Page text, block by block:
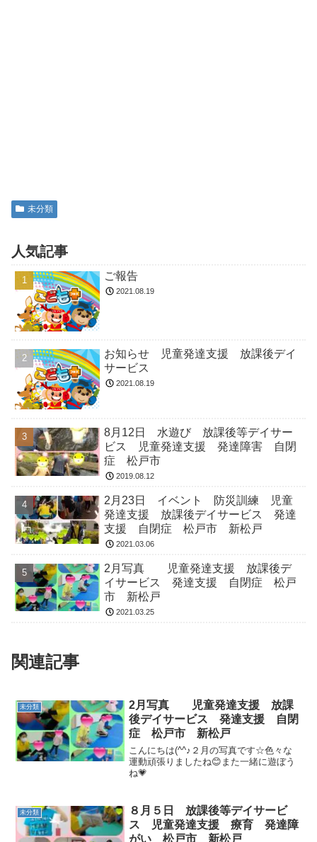
未分類
人気記事
ご報告
2021.08.19
お知らせ 児童発達支援 放課後デイ
サービス
2021.08.19
8月12日 水遊び 放課後等デイサー
ビス 児童発達支援 発達障害 自閉
症 松戸市
2019.08.12
2月23日 イベント 防災訓練 児童
発達支援 放課後デイサービス 発達
支援 自閉症 松戸市 新松戸
2021.03.06
2月写真 児童発達支援 放課後デ
イサービス 発達支援 自閉症 松戸
市 新松戸
2021.03.25
関連記事
未分類
2月写真 児童発達支援 放課
後デイサービス 発達支援 自閉
症 松戸市 新松戸
こんにちは(^^♪２月の写真です☆色々な
運動頑張りましたね😊また一緒に遊ぼう
ね💗
未分類
８月５日 放課後等デイサービ
ス 児童発達支援 療育 発達障
がい 松戸市 新松戸